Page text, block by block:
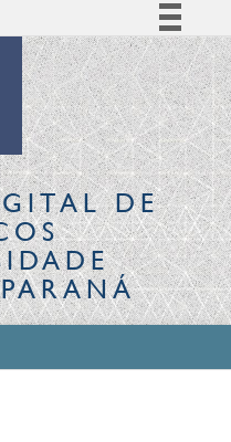
Simplifique!
Comunica BR
Participe
Acesso à informação
Legislação
CanaisDE